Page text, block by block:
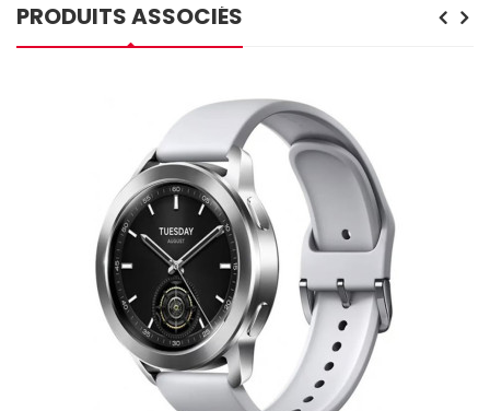
PRODUITS ASSOCIÉS